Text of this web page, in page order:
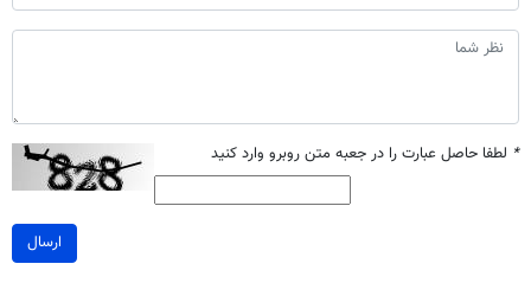
* لطفا حاصل عبارت را در جعبه متن روبرو وارد کنید
ارسال